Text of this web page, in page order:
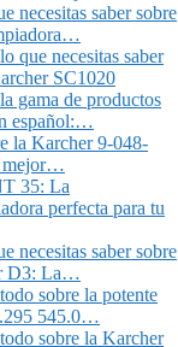
necesitas saber sobre
que necesitas saber
SC1020
gama de productos
español:…
la Karcher 9-048-
mejor…
35: La
perfecta para tu
necesitas saber sobre
D3: La…
sobre la potente
545.0…
sobre la Karcher